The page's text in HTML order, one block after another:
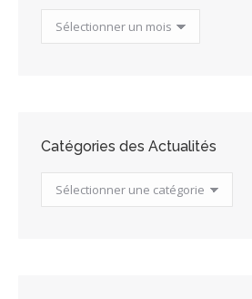
Archives
des
Catégories des Actualités
Catégories
des